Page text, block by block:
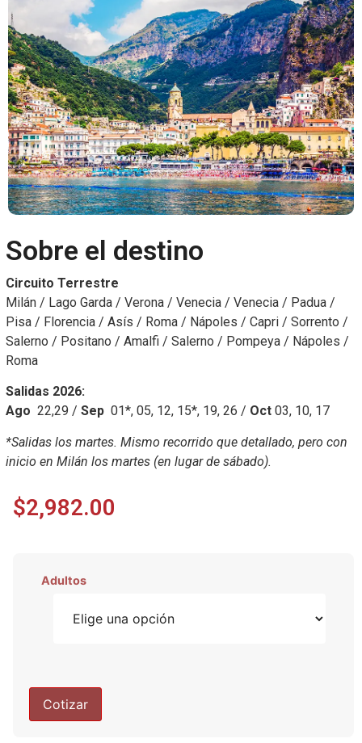
Sobre el destino
Circuito Terrestre
Milán / Lago Garda / Verona / Venecia / Venecia / Padua /
Pisa / Florencia / Asís / Roma / Nápoles / Capri / Sorrento /
Salerno / Positano / Amalfi / Salerno / Pompeya / Nápoles /
Roma
Salidas 2026:
Ago 22,29 / Sep 01*, 05, 12, 15*, 19, 26 / Oct 03, 10, 17
*Salidas los martes. Mismo recorrido que detallado, pero con
inicio en Milán los martes (en lugar de sábado).
$2,982.00
Adultos
Cotizar